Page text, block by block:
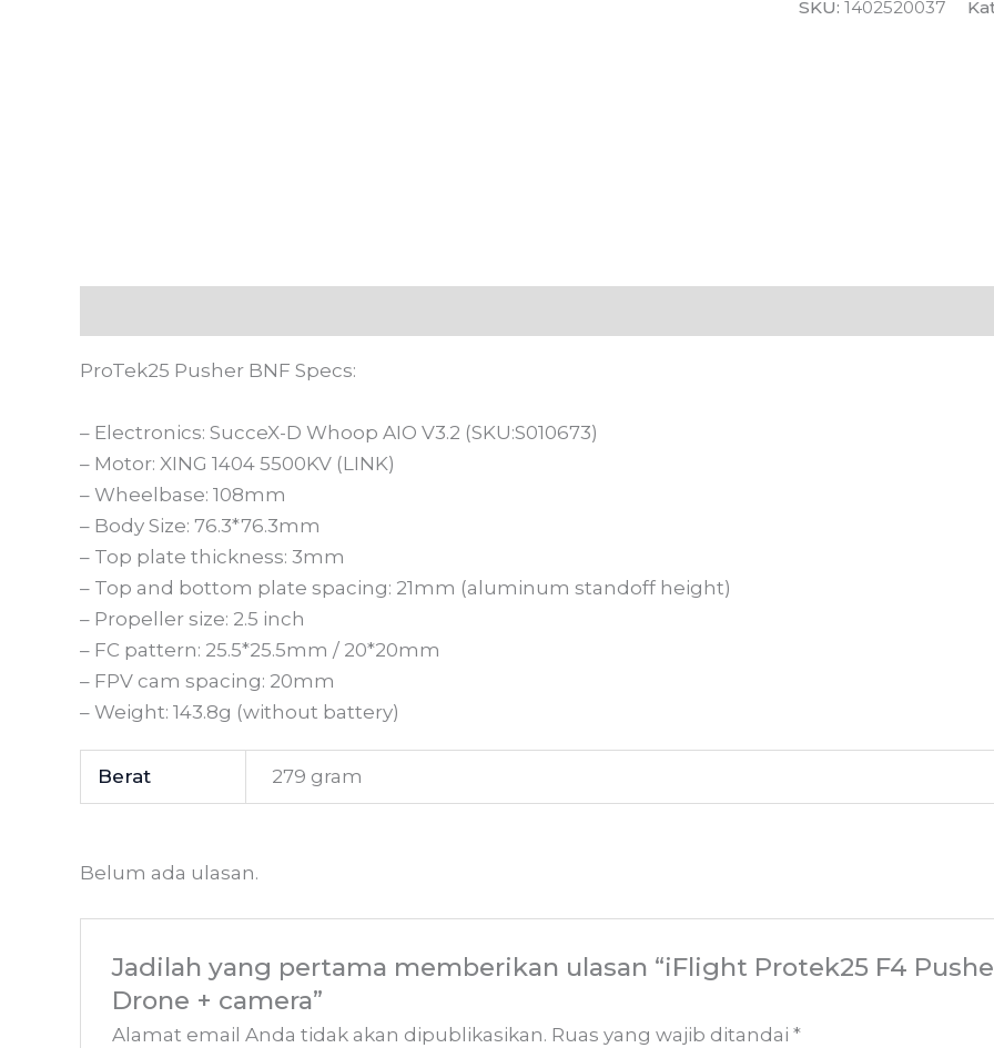
SKU: 1402520037
ProTek25 Pusher BNF Specs:
– Electronics: SucceX-D Whoop AIO V3.2 (SKU:S010673)
– Motor: XING 1404 5500KV (LINK)
– Wheelbase: 108mm
– Body Size: 76.3*76.3mm
– Top plate thickness: 3mm
– Top and bottom plate spacing: 21mm (aluminum standoff height)
– Propeller size: 2.5 inch
– FC pattern: 25.5*25.5mm / 20*20mm
– FPV cam spacing: 20mm
– Weight: 143.8g (without battery)
Berat 279 gram
Belum ada ulasan.
Jadilah yang pertama memberikan ulasan “iFlight Protek25 F4
Drone + camera”
Alamat email Anda tidak akan dipublikasikan. Ruas yang wajib ditandai*